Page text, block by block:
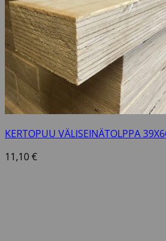
KERTOPUU VÄLISEINÄTOLPPA
11,10€